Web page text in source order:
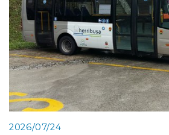
2026/07/24